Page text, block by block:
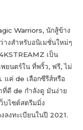
Warriors, นักสู้ข้าง
งสำหรับอนิเมชั่นใหม่ๆ
เป็น
ยนตร์ใน ที่พริ้ว, ฟรี, ไม่
แค่ de เลือกซีรีส์หรือ
ดี de กำลังดู มันง่าย
บไซต์สตรีมมิ่ง
ลงทะเบียนในปี 2021.